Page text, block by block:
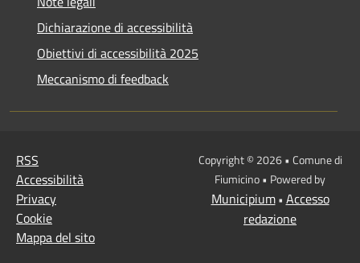
Dichiarazione di accessibilità
Obiettivi di accessibilità 2025
Meccanismo di feedback
RSS
Accessibilità
Privacy
Cookie
Mappa del sito
Copyright © 2026 • Comune di
Fiumicino • Powered by
Municipium• Accesso
redazione